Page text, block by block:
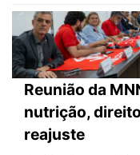
Reunião da
nutrição,
reajuste